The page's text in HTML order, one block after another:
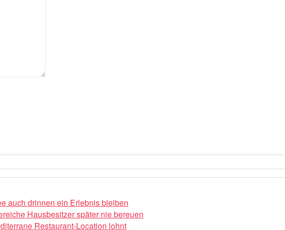
auch drinnen ein Erlebnis bleiben
Hausbesitzer später nie bereuen
Restaurant-Location lohnt